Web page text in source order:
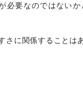
必要なのではない
に関係することは